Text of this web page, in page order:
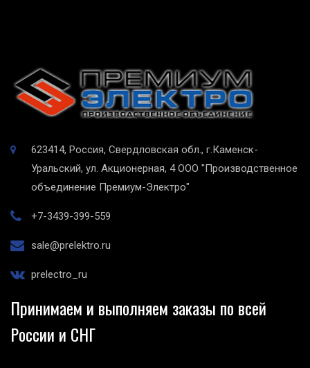
623414, Россия, Свердловская обл., г.Каменск-
Уральский, ул. Акционерная, 4 ООО "Производственное
объединение Премиум-Электро"
+7-3439-399-559
sale@prelektro.ru
prelectro_ru
Принимаем и выполняем заказы по всей
России и СНГ